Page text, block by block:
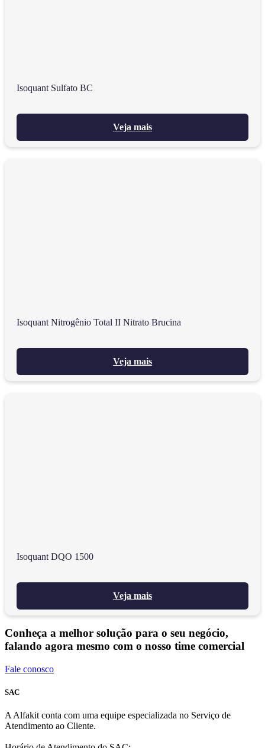
Isoquant Sulfato BC
Veja mais
Isoquant Nitrogênio Total II Nitrato Brucina
Veja mais
Isoquant DQO 1500
Veja mais
Conheça a melhor solução para o seu negócio,
falando agora mesmo com o nosso time comercial
Fale conosco
SAC
A Alfakit conta com uma equipe especializada no Serviço de
Atendimento ao Cliente.